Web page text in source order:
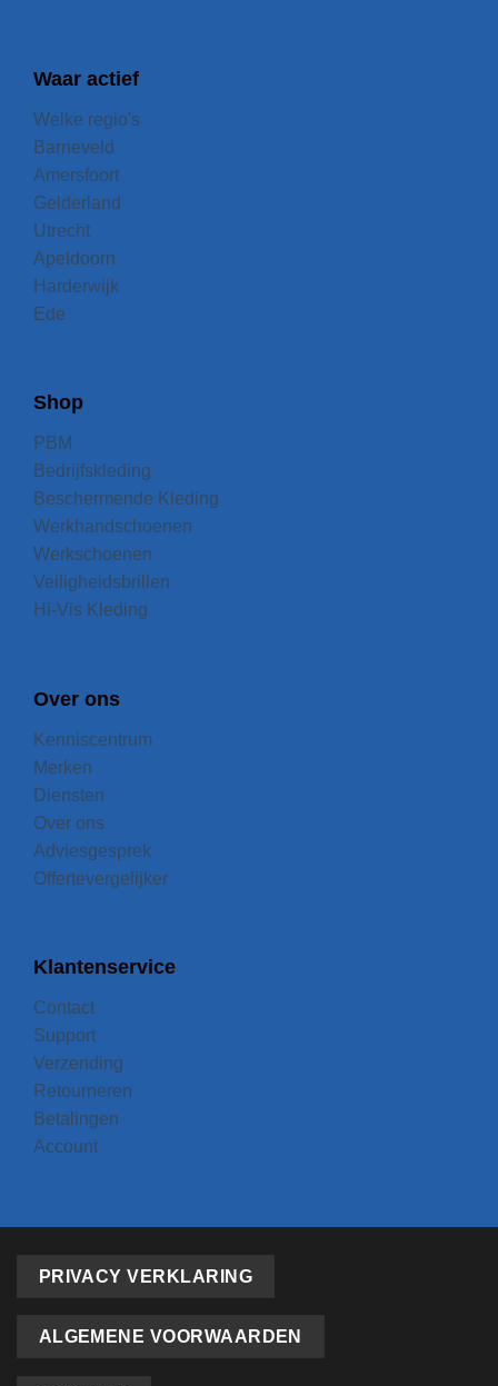
Waar actief
Welke regio's
Barneveld
Amersfoort
Gelderland
Utrecht
Apeldoorn
Harderwijk
Ede
Shop
PBM
Bedrijfskleding
Beschermende Kleding
Werkhandschoenen
Werkschoenen
Veiligheidsbrillen
Hi-Vis Kleding
Over ons
Kenniscentrum
Merken
Diensten
Over ons
Adviesgesprek
Offertevergelijker
Klantenservice
Contact
Support
Verzending
Retourneren
Betalingen
Account
PRIVACY VERKLARING
ALGEMENE VOORWAARDEN